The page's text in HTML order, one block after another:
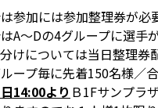
参加には参加整理券が必
A〜Dの4グループに選手
けについては当日整理券
ープ毎に先着150名様／
14:00より Ｂ1Fサンプラ